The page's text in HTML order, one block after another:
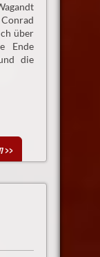
über
Ende
die
>>